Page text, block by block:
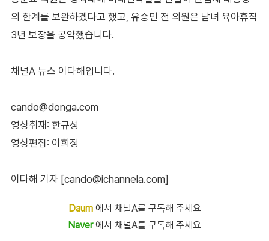
의 한계를 보완하겠다고 했고, 유승민 전 의원은 남녀 육아휴직
3년 보장을 공약했습니다.
채널A 뉴스 이다해입니다.
cando@donga.com
영상취재: 한규성
영상편집: 이희정
이다해 기자 [cando@ichannela.com]
Daum에서 채널A를 구독해 주세요
Naver에서 채널A를 구독해 주세요